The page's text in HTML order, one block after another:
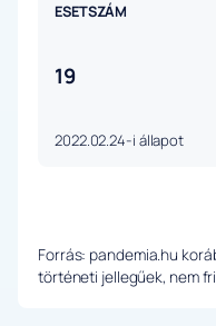
ESETSZÁM
19
2022.02.24-i állapot
Forrás: pandemia.hu
történeti jellegűek, nem